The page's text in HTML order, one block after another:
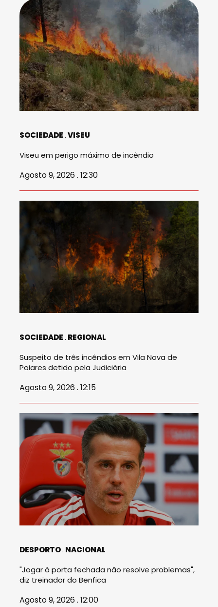
SOCIEDADE VISEU
Viseu em perigo máximo de incêndio
Agosto 9, 2026 . 12:30
SOCIEDADE REGIONAL
Suspeito de três incêndios em Vila Nova de
Poiares detido pela Judiciária
Agosto 9, 2026 . 12:15
DESPORTO NACIONAL
"Jogar à porta fechada não resolve problemas",
diz treinador do Benfica
Agosto 9, 2026 . 12:00